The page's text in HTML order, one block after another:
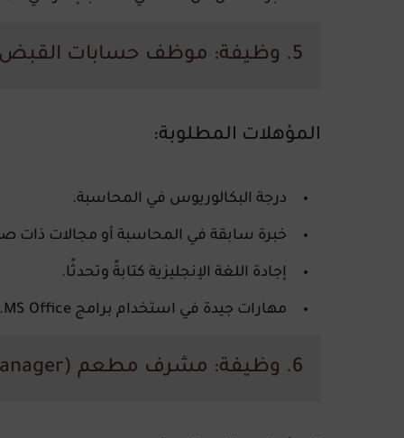
5. وظيفة: موظف حسابات القبض (Accounts Receivable Officer)
المؤهلات المطلوبة:
درجة البكالوريوس في المحاسبة.
خبرة سابقة في المحاسبة أو مجالات ذات
إجادة اللغة الإنجليزية كتابةً وتحدثًا.
مهارات جيدة في استخدام برامج MS Office.
6. وظيفة: مشرف مطعم (Outlet Manager)